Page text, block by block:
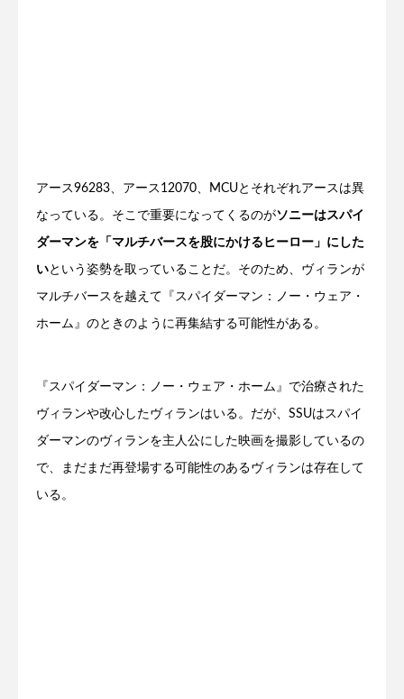
アース96283、アース12070、MCUとそれぞれアースは異
なっている。そこで重要になってくるのがソニーはスパイ
ダーマンを「マルチバースを股にかけるヒーロー」にした
いという姿勢を取っていることだ。そのため、ヴィランが
マルチバースを越えて『スパイダーマン：ノー・ウェア・
ホーム』のときのように再集結する可能性がある。
『スパイダーマン：ノー・ウェア・ホーム』で治療された
ヴィランや改心したヴィランはいる。だが、SSUはスパイ
ダーマンのヴィランを主人公にした映画を撮影しているの
で、まだまだ再登場する可能性のあるヴィランは存在して
いる。